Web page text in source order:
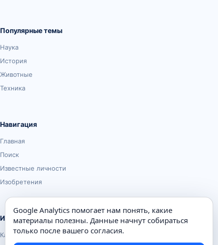
Популярные темы
Наука
История
Животные
Техника
Навигация
Главная
Поиск
Известные личности
Изобретения
Информация
Карта сайта
Google Analytics помогает нам понять, какие
материалы полезны. Данные начнут собираться
только после вашего согласия.